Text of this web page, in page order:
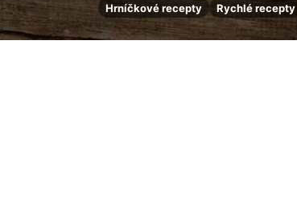
Hrníčkové recepty
Rychlé recepty